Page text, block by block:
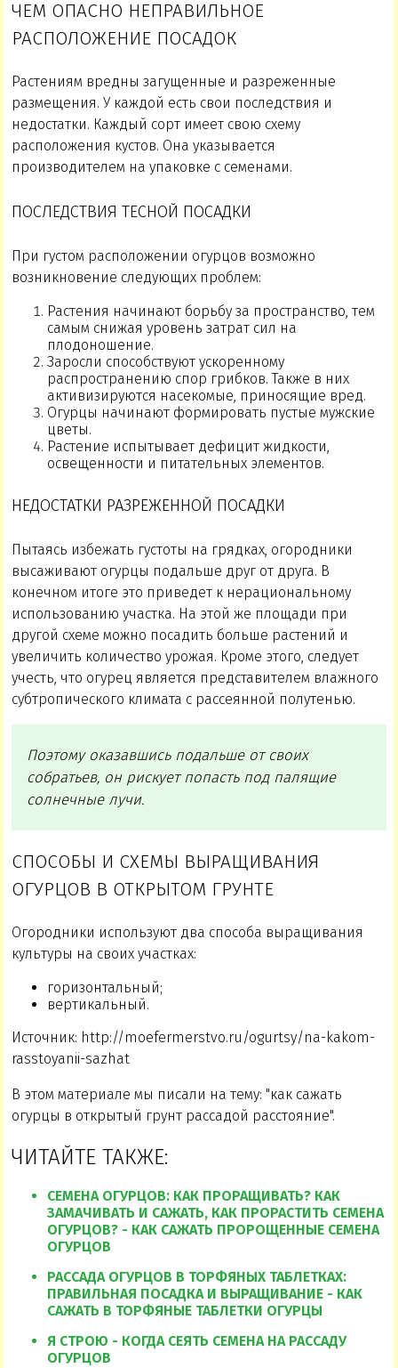
ЧЕМ ОПАСНО НЕПРАВИЛЬНОЕ
РАСПОЛОЖЕНИЕ ПОСАДОК
Растениям вредны загущенные и разреженные
размещения. У каждой есть свои последствия и
недостатки. Каждый сорт имеет свою схему
расположения кустов. Она указывается
производителем на упаковке с семенами.
ПОСЛЕДСТВИЯ ТЕСНОЙ ПОСАДКИ
При густом расположении огурцов возможно
возникновение следующих проблем:
Растения начинают борьбу за пространство, тем
самым снижая уровень затрат сил на
плодоношение.
Заросли способствуют ускоренному
распространению спор грибков. Также в них
активизируются насекомые, приносящие вред.
Огурцы начинают формировать пустые мужские
цветы.
Растение испытывает дефицит жидкости,
освещенности и питательных элементов.
НЕДОСТАТКИ РАЗРЕЖЕННОЙ ПОСАДКИ
Пытаясь избежать густоты на грядках, огородники
высаживают огурцы подальше друг от друга. В
конечном итоге это приведет к нерациональному
использованию участка. На этой же площади при
другой схеме можно посадить больше растений и
увеличить количество урожая. Кроме этого, следует
учесть, что огурец является представителем влажного
субтропического климата с рассеянной полутенью.
Поэтому оказавшись подальше от своих
собратьев, он рискует попасть под палящие
солнечные лучи.
СПОСОБЫ И СХЕМЫ ВЫРАЩИВАНИЯ
ОГУРЦОВ В ОТКРЫТОМ ГРУНТЕ
Огородники используют два способа выращивания
культуры на своих участках:
горизонтальный;
вертикальный.
Источник: http://moefermerstvo.ru/ogurtsy/na-kakom-
rasstoyanii-sazhat
В этом материале мы писали на тему: "как сажать
огурцы в открытый грунт рассадой расстояние".
ЧИТАЙТЕ ТАКЖЕ:
СЕМЕНА ОГУРЦОВ: КАК ПРОРАЩИВАТЬ? КАК
ЗАМАЧИВАТЬ И САЖАТЬ, КАК ПРОРАСТИТЬ СЕМЕНА
ОГУРЦОВ? - КАК САЖАТЬ ПРОРОЩЕННЫЕ СЕМЕНА
ОГУРЦОВ
РАССАДА ОГУРЦОВ В ТОРФЯНЫХ ТАБЛЕТКАХ:
ПРАВИЛЬНАЯ ПОСАДКА И ВЫРАЩИВАНИЕ - КАК
САЖАТЬ В ТОРФЯНЫЕ ТАБЛЕТКИ ОГУРЦЫ
Я СТРОЮ - КОГДА СЕЯТЬ СЕМЕНА НА РАССАДУ
ОГУРЦОВ